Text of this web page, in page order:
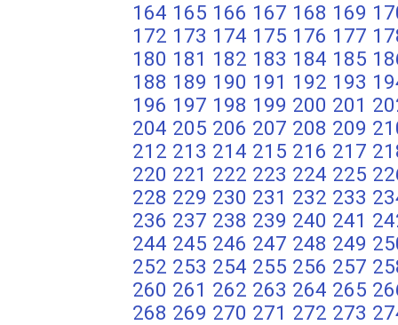
164 165 166 167 168 169
172 173 174 175 176 177
180 181 182 183 184 185
188 189 190 191 192 193
196 197 198 199 200 201
204 205 206 207 208 209
212 213 214 215 216 217
220 221 222 223 224 225
228 229 230 231 232 233
236 237 238 239 240 241
244 245 246 247 248 249
252 253 254 255 256 257
260 261 262 263 264 265
268 269 270 271 272 273